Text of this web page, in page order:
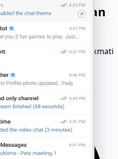
Mulai Perjalanan
Anda
dan macOS. Nikmati
atau kunci SIM—cukup
Anda.